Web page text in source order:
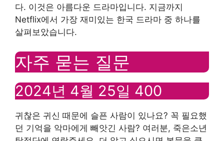
다. 이것은 아름다운 드라마입니다. 지금까지
Netflix에서 가장 재미있는 한국 드라마 중 하나를
살펴보았습니다.
자주 묻는 질문
2024년 4월 25일 400
귀찮은 귀신 때문에 슬픈 사람이 있나요? 꼭 필요했
던 기억을 악마에게 빼앗긴 사람? 여러분, 죽은소년